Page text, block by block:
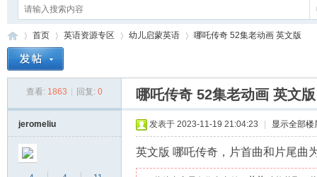
首页
›
英语资源专区 幼儿启蒙英语
›
哪吒传奇 52集老动画 英文版
查看: 1863 回复: 0 哪吒传奇 52集老动画 英文版
jeromeliu 发表于 2023-11-19 21:04:23 显示全部楼
英文版 哪吒传奇，片首曲和片尾曲